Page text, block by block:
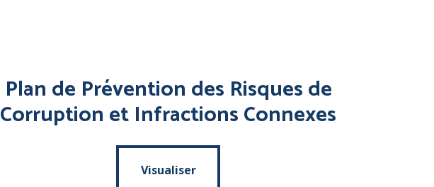
Plan de Prévention des Risquesde
Corruption et InfractionsConnexes
Visualiser
Visualiser